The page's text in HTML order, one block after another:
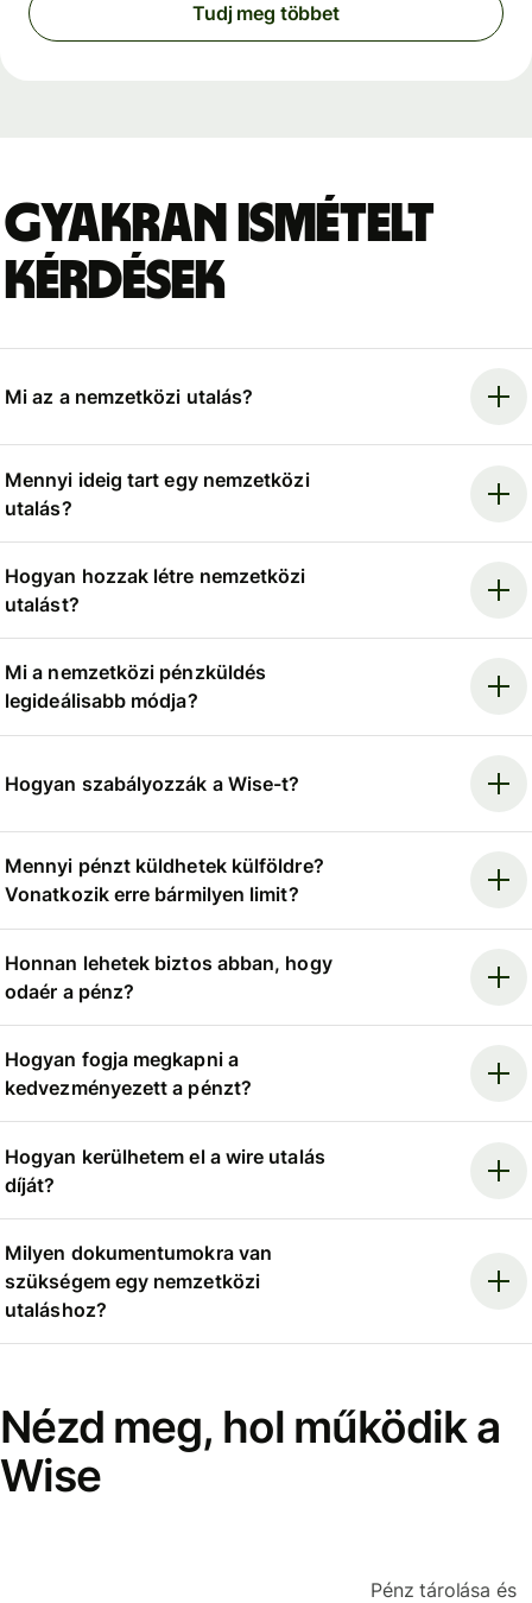
Tudj meg többet
Gyakran ismételt
kérdések
Mi az a nemzetközi utalás?
Mennyi ideig tart egy nemzetközi
utalás?
Hogyan hozzak létre nemzetközi
utalást?
Mi a nemzetközi pénzküldés
legideálisabb módja?
Hogyan szabályozzák a Wise-t?
Mennyi pénzt küldhetek külföldre?
Vonatkozik erre bármilyen limit?
Honnan lehetek biztos abban, hogy
odaér a pénz?
Hogyan fogja megkapni a
kedvezményezett a pénzt?
Hogyan kerülhetem el a wire utalás
díját?
Milyen dokumentumokra van
szükségem egy nemzetközi
utaláshoz?
Nézd meg, hol működik a
Wise
Pénz tárolása és